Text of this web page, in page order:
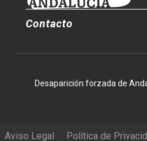
Contacto
Desaparición forzada de
Aviso Legal Política de